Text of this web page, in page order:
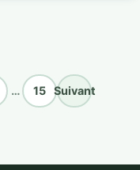
… 15 Suivant